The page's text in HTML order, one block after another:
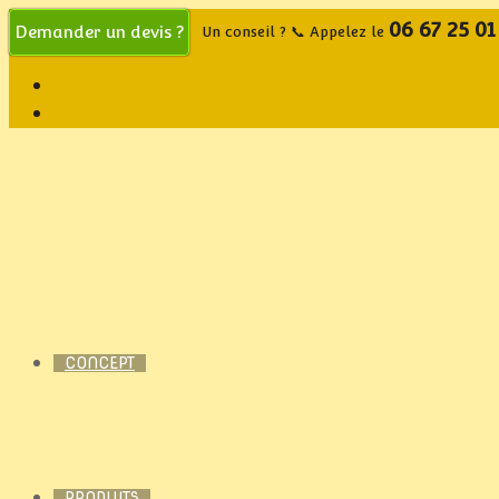
Demander un devis ? Un conseil ? 📞 Appelez le 06 67 25
CONCEPT